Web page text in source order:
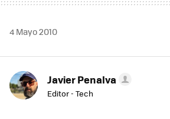
4 Mayo 2010
Javier Penalva
Editor - Tech